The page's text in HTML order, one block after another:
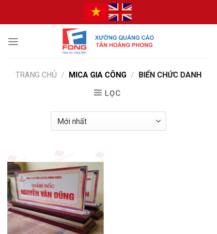
dung
TRANG CHỦ / MICA GIA CÔNG / BIỂN CHỨC DANH
LỌC